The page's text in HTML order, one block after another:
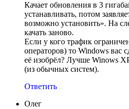
Качает обновления в 3
устанавливать, потом
возможно установить». На
качать заново.
Если у кого трафик
операторов) то Windows вас
её изобрёл? Лучше Winows
(из обычных систем).
Ответить
Олег